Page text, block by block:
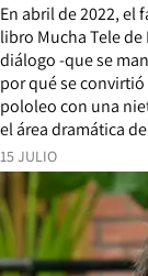
15 JULIO
En abril de 2022, el
libro Mucha Tele de
diálogo -que se
por qué se
pololeo con una
el área dramática de